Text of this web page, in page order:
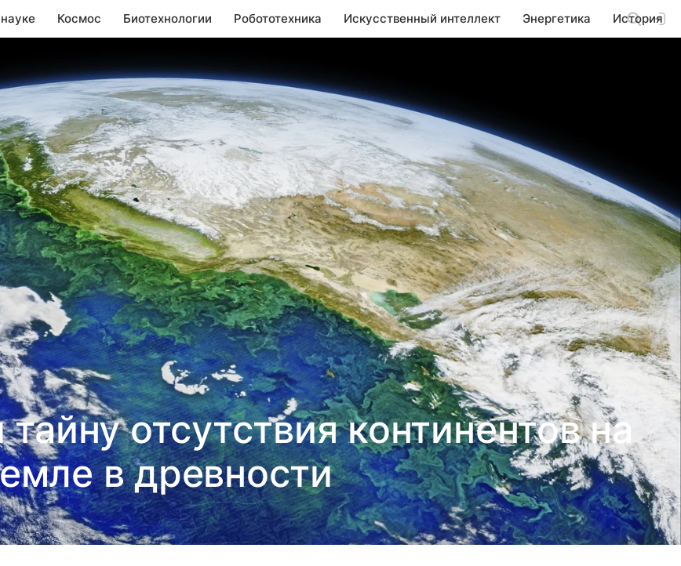
Космос Биотехнологии Робототехника Искусственный интеллект Энергетика История
отсутствия континентов на
в древности